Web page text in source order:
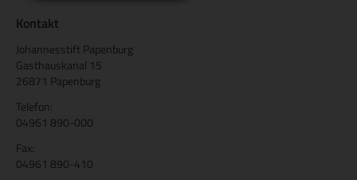
Kontakt
Johannesstift Papenburg
Gasthauskanal 15
26871 Papenburg
Telefon:
04961 890-000
Fax:
04961 890-410